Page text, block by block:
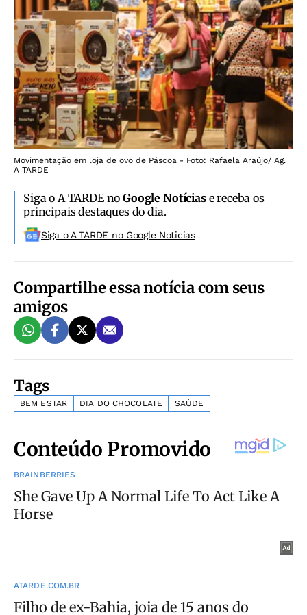
Movimentação em loja de ovo de Páscoa - Foto: Rafaela Araújo/ Ag.
A TARDE
Siga o A TARDE noGoogle Notíciase receba os
principais destaques do dia.
Siga o A TARDE no Google Noticias
Compartilhe essa notícia com seus
amigos
Tags
BEM ESTAR DIA DO CHOCOLATE SAÚDE